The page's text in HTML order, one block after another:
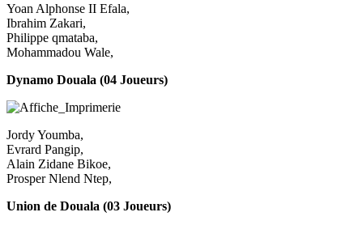
Yoan Alphonse II Efala,
Ibrahim Zakari,
Philippe qmataba,
Mohammadou Wale,
Dynamo Douala (04 Joueurs)
Jordy Youmba,
Evrard Pangip,
Alain Zidane Bikoe,
Prosper Nlend Ntep,
Union de Douala (03 Joueurs)